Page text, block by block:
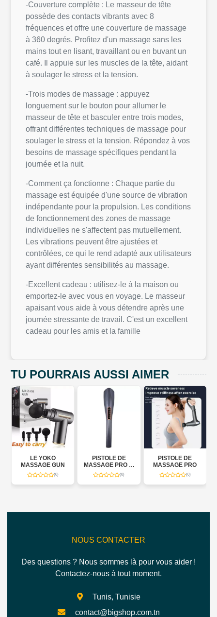
-Couverture complète : Le masseur de tête
possède des contacts vibrants avec 8
fréquences et offre une couverture de massage
à 360 degrés. Profitez d'un massage sans les
mains tout en lisant, travaillant ou en buvant un
café. Il appuie sur les muscles de la tête, aidant
à soulager le stress et la tension.
-Trois modes de massage : appuyez
longuement sur le bouton pour allumer le
masseur de tête et basculer entre trois modes,
offrant différentes techniques de massage pour
soulager le stress et la tension. Répondez à vos
besoins de massage spécifiques pendant la
journée et la nuit.
-Comment ça fonctionne : Chaque partie du
massage est équipée d'une source de vibration
indépendante pour la propulsion. Les conditions
de fonctionnement des zones de massage
individuelles ne s'affectent pas mutuellement.
Les vibrations peuvent être ajustées et
contrôlées, ce qui le rend adapté aux utilisateurs
ayant différentes sensibilités au massage.
-Excellent cadeau : utilisez-le à la maison ou
emportez-le avec vous en voyage. Le masseur
apaisant vous aide à vous détendre après une
journée stressante de travail. C'est un excellent
cadeau pour les amis et la famille
TU POURRAIS AUSSI AIMER
LE YOKO
MASSAGE GUN
(0)
PISTOLE DE
MASSAGE PRO (6
IN ONE) (0)
PISTOLE DE
MASSAGE PRO
(0)
NOUS CONTACTER
Des questions ? Nous sommes là pour vous aider !
Contactez-nous à tout moment.
Tunis, Tunisie
contact@bigshop.com.tn